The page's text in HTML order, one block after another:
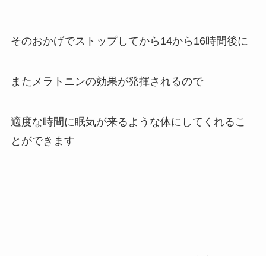
そのおかげでストップしてから14から16時間後に
またメラトニンの効果が発揮されるので
適度な時間に眠気が来るような体にしてくれるこ
とができます